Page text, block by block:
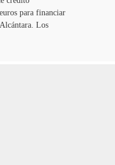
para financiar
Los